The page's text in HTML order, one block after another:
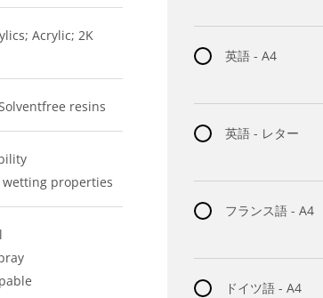
Acrylic; 2K
resins
properties
英語 - A4
英語 - レター
フランス語 - A4
ドイツ語 - A4